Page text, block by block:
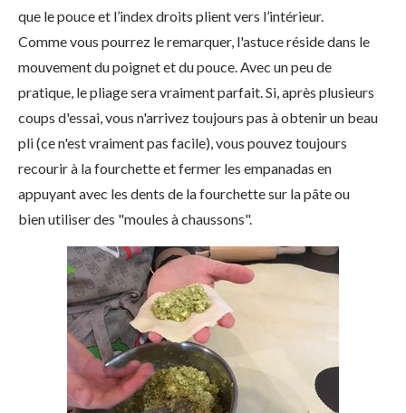
que le pouce et l’index droits plient vers l’intérieur.
Comme vous pourrez le remarquer, l'astuce réside dans le
mouvement du poignet et du pouce. Avec un peu de
pratique, le pliage sera vraiment parfait. Si, après plusieurs
coups d'essai, vous n'arrivez toujours pas à obtenir un beau
pli (ce n'est vraiment pas facile), vous pouvez toujours
recourir à la fourchette et fermer les empanadas en
appuyant avec les dents de la fourchette sur la pâte ou
bien utiliser des "moules à chaussons".